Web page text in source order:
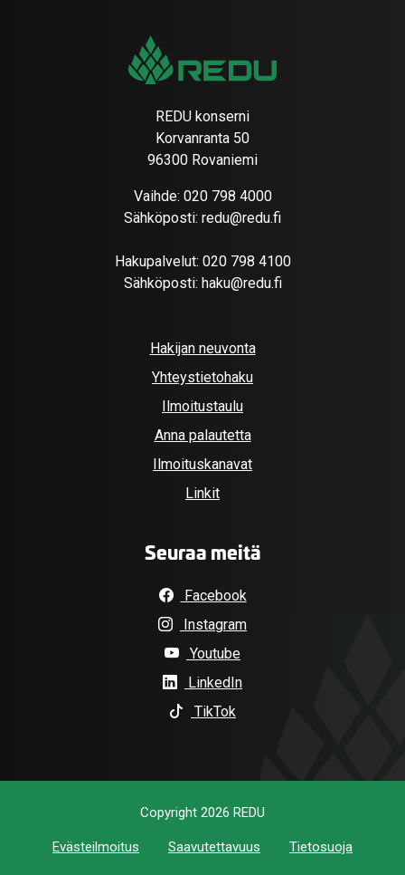
REDU konserni
Korvanranta 50
96300 Rovaniemi
Vaihde: 020 798 4000
Sähköposti: redu@redu.fi
Hakupalvelut: 020 798 4100
Sähköposti: haku@redu.fi
Hakijan neuvonta
Yhteystietohaku
Ilmoitustaulu
Anna palautetta
Ilmoituskanavat
Linkit
Seuraa meitä
Facebook
Instagram
Youtube
LinkedIn
TikTok
Copyright 2026 REDU
Evästeilmoitus Saavutettavuus Tietosuoja